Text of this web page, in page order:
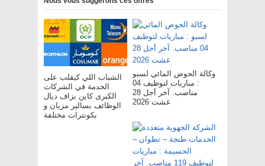
الشباب اللي كيقلب على
الخدمة في الشركات
الكبرى كاين بزاف ديال
الوظائف بسالير مزيان و
بكونترات مختلفة
وكالة الحوض المائي لسبو
: مباريات لتوظيف 04
مناصب. آخر أجل 28
غشت 2026